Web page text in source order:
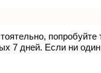
попробуйте
7 дней. Если ни